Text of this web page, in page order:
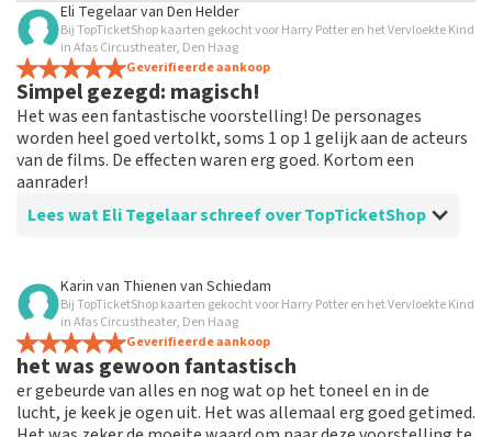
bekijken
Eli Tegelaarvan Den Helder
Bij TopTicketShop kaarten gekocht voor Harry Potter en het Vervloekte Kind
in Afas Circustheater, Den Haag
Geverifieerde aankoop
Simpel gezegd: magisch!
Het was een fantastische voorstelling! De personages
worden heel goed vertolkt, soms 1 op 1 gelijk aan de acteurs
van de films. De effecten waren erg goed. Kortom een
aanrader!
Lees wat Eli Tegelaar schreef over TopTicketShop
Beoordeling van Eli Tegelaar over
Alles werkt
Alles werkte naar behoren.
Karin van Thienen van Schiedam
Bij TopTicketShop kaarten gekocht voor Harry Potter en het Vervloekte Kind
in Afas Circustheater, Den Haag
Geverifieerde aankoop
het was gewoon fantastisch
er gebeurde van alles en nog wat op het toneel en in de
lucht, je keek je ogen uit. Het was allemaal erg goed getimed.